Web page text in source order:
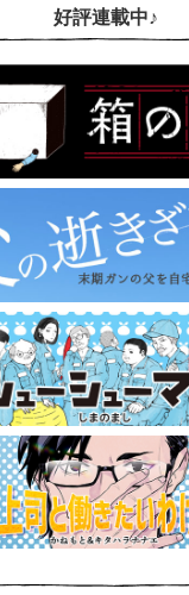
好評連載中♪